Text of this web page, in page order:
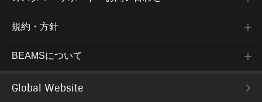
規約・方針
BEAMSについて
Global Website